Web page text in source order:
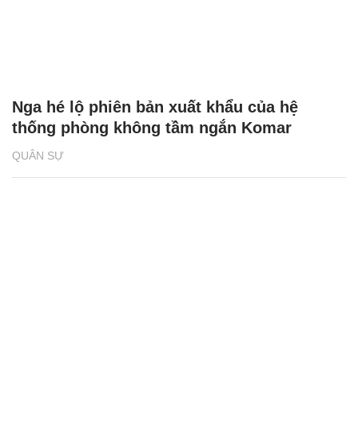
QUÂN SỰ
Nga hé lộ phiên bản xuất khẩu của hệ
thống phòng không tầm ngắn Komar